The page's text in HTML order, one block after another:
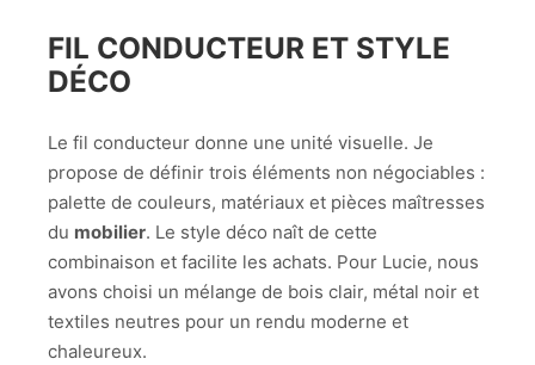
FIL CONDUCTEUR ET STYLE
DÉCO
Le fil conducteur donne une unité visuelle. Je
propose de définir trois éléments non négociables :
palette de couleurs, matériaux et pièces maîtresses
du mobilier. Le style déco naît de cette
combinaison et facilite les achats. Pour Lucie, nous
avons choisi un mélange de bois clair, métal noir et
textiles neutres pour un rendu moderne et
chaleureux.